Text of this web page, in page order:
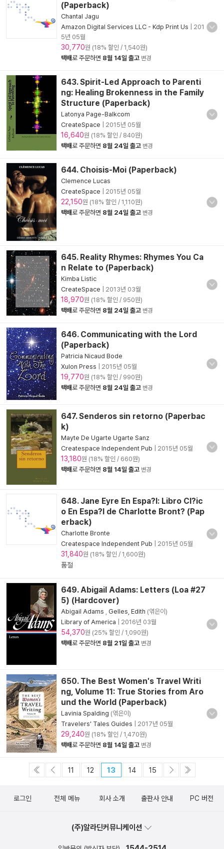
(Paperback)
Chantal Jagu
Amazon Digital Services LLC - Kdp Print Us
201
5년 05월
30,770원 (18% 할인 / 1,540원)
택배로 주문하면 8월 14일 출고 변경
643. Spirit-Led Approach to Parenti
ng: Healing Brokenness in the Family
Structure (Paperback)
Latonya Page-Balkcom
CreateSpace
2015년 05월
16,640원 (18% 할인 / 840원)
택배로 주문하면 8월 24일 출고 변경
644. Choisis-Moi (Paperback)
Clemence Lucas
CreateSpace
2015년 05월
22,150원 (18% 할인 / 1,110원)
택배로 주문하면 8월 24일 출고 변경
645. Reality Rhymes: Rhymes You Ca
n Relate to (Paperback)
Kimba Listic
CreateSpace
2013년 03월
18,970원 (18% 할인 / 950원)
택배로 주문하면 8월 24일 출고 변경
646. Communicating with the Lord
(Paperback)
Patricia Nicaud Bode
Xulon Press
2015년 05월
19,770원 (18% 할인 / 990원)
택배로 주문하면 8월 24일 출고 변경
647. Senderos sin retorno (Paperbac
k)
Mayte De Ugarte Ugarte Sanz
Createspace Independent Pub
2015년 05월
13,180원 (18% 할인 / 660원)
택배로 주문하면 8월 14일 출고 변경
648. Jane Eyre En Espa?l: Libro Cl?ic
o En Espa?l de Charlotte Bront? (Pap
erback)
Charlotte Bronte
Createspace Independent Pub
2015년 05월
31,840원 (18% 할인 / 1,600원)
품절
649. Abigail Adams: Letters (Loa #27
5) (Hardcover)
Abigail Adams Gelles, Edith (엮은이)
Library of America
2016년 03월
54,370원 (25% 할인 / 1,090원)
택배로 주문하면 8월 21일 출고 변경
650. The Best Women's Travel Writi
ng, Volume 11: True Stories from Aro
und the World (Paperback)
Lavinia Spalding (엮은이)
Travelers' Tales Guides
2017년 05월
29,240원 (18% 할인 / 1,470원)
택배로 주문하면 8월 14일 출고 변경
11 12 13 14 15
로그인 전체 메뉴 회사 소개 출판사 안내 PC 버전
(주)알라딘커뮤니케이션